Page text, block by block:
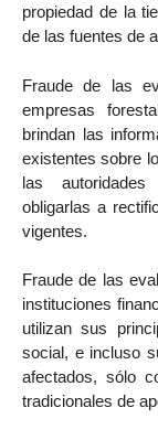
propiedad de la
de las fuentes de
Fraude de las
empresas
brindan las
existentes sobre
las
obligarlas a
vigentes.
Fraude de las
instituciones
utilizan sus
social, e incluso
afectados, sólo
tradicionales de